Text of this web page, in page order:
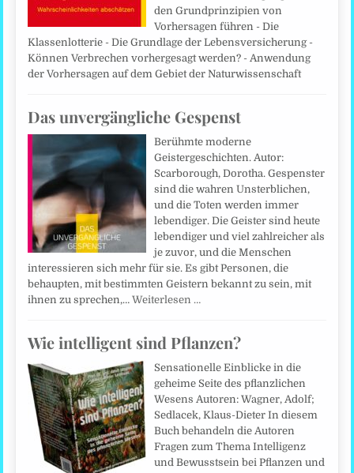
den Grundprinzipien von
Vorhersagen führen - Die
Klassenlotterie - Die Grundlage der Lebens­versicherung -
Können Verbrechen vorhergesagt werden? - Anwendung
der Vorhersagen auf dem Gebiet der Naturwissenschaft
Das unvergängliche Gespenst
Berühmte moderne
Geistergeschichten. Autor:
Scarborough, Dorotha. Gespenster
sind die wahren Unsterblichen,
und die Toten werden immer
lebendiger. Die Geister sind heute
lebendiger und viel zahlreicher als
je zuvor, und die Menschen
interessieren sich mehr für sie. Es gibt Personen, die
behaupten, mit bestimmten Geistern bekannt zu sein, mit
ihnen zu sprechen,…Weiterlesen …
Wie intelligent sind Pflanzen?
Sensationelle Einblicke in die
geheime Seite des pflanzlichen
Wesens Autoren: Wagner, Adolf;
Sedlacek, Klaus-Dieter In diesem
Buch behandeln die Autoren
Fragen zum Thema Intelligenz
und Bewusstsein bei Pflanzen und